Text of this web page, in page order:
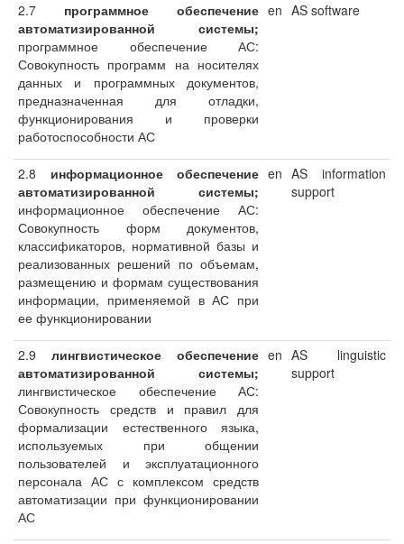
2.7 программное обеспечение
автоматизированной системы;
программное обеспечение АС:
Совокупность программ на носителях
данных и программных документов,
предназначенная для отладки,
функционирования и проверки
работоспособности АС
en AS software
2.8 информационное обеспечение
автоматизированной системы;
информационное обеспечение АС:
Совокупность форм документов,
классификаторов, нормативной базы и
реализованных решений по объемам,
размещению и формам существования
информации, применяемой в АС при
ее функционировании
en AS information
support
2.9 лингвистическое обеспечение
автоматизированной системы;
лингвистическое обеспечение АС:
Совокупность средств и правил для
формализации естественного языка,
используемых при общении
пользователей и эксплуатационного
персонала АС с комплексом средств
автоматизации при функционировании
АС
en AS linguistic
support